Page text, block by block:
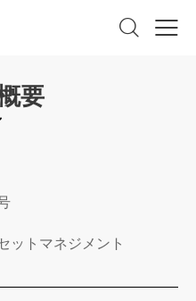
要
ットマネジメント